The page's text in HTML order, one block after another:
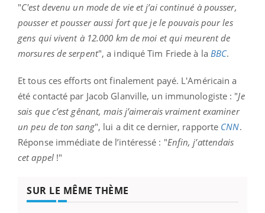
"C'est devenu un mode de vie et j’ai continué à pousser,
pousser et pousser aussi fort que je le pouvais pour les
gens qui vivent à 12.000 km de moi et qui meurent de
morsures de serpent", a indiqué Tim Friede à la BBC.
Et tous ces efforts ont finalement payé. L'Américain a
été contacté par Jacob Glanville, un immunologiste : "Je
sais que c’est gênant, mais j’aimerais vraiment examiner
un peu de ton sang", lui a dit ce dernier, rapporte CNN.
Réponse immédiate de l’intéressé : "Enfin, j’attendais
cet appel !"
SUR LE MÊME THÈME